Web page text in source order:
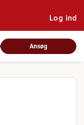
Log ind
Ansøg